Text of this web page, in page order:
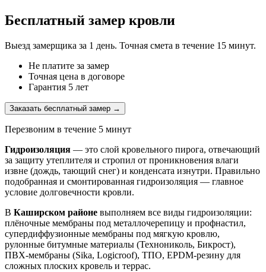
Бесплатный замер кровли
Выезд замерщика за 1 день. Точная смета в течение 15 минут.
Не платите за замер
Точная цена в договоре
Гарантия 5 лет
Заказать бесплатный замер →
Перезвоним в течение 5 минут
Гидроизоляция — это слой кровельного пирога, отвечающий
за защиту утеплителя и стропил от проникновения влаги
извне (дождь, тающий снег) и конденсата изнутри. Правильно
подобранная и смонтированная гидроизоляция — главное
условие долговечности кровли.
В Каширском районе выполняем все виды гидроизоляции:
плёночные мембраны под металлочерепицу и профнастил,
супердиффузионные мембраны под мягкую кровлю,
рулонные битумные материалы (Технониколь, Бикрост),
ПВХ-мембраны (Sika, Logicroof), ТПО, EPDM-резину для
сложных плоских кровель и террас.